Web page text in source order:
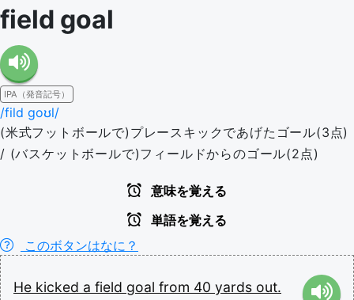
field goal
IPA（発音記号）
/fild ɡoʊl/
(米式フットボールで)プレースキックであげたゴール(3点)
/ (バスケットボールで)フィールドからのゴール(2点)
意味を覚える
単語を覚える
このボタンはなに？
He kicked a field goal from 40 yards out.